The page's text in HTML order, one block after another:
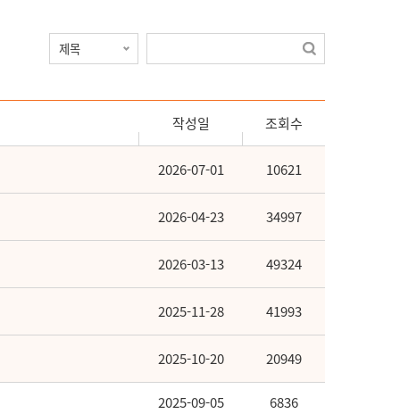
작성일 조회수
2026-07-01 10621
2026-04-23 34997
2026-03-13 49324
2025-11-28 41993
2025-10-20 20949
2025-09-05 6836